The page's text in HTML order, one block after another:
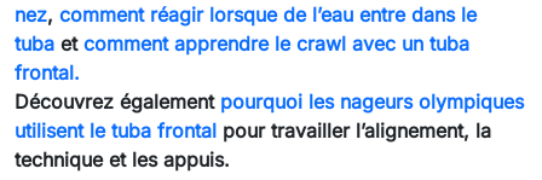
nez, comment réagir lorsque de l’eau entre dans le
tuba et comment apprendre le crawl avec un tuba
frontal.
Découvrez également pourquoi les nageurs olympiques
utilisent le tuba frontal pour travailler l’alignement, la
technique et les appuis.